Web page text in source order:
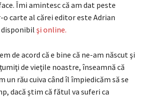
Îmi amintesc că am dat peste
carte al cărei editor este Adrian
şi online.
de acord că e bine că ne-am născut şi
de vieţile noastre, înseamnă că
un rău cuiva când îl împiedicăm să se
dacă ştim că fătul va suferi ca